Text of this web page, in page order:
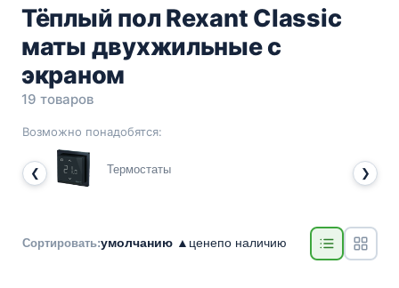
Тёплый пол Rexant Classic
маты двухжильные с
экраном
19 товаров
Возможно понадобятся:
❮ Термостаты ❯
Сортировать:умолчанию ▲ ценепо наличию